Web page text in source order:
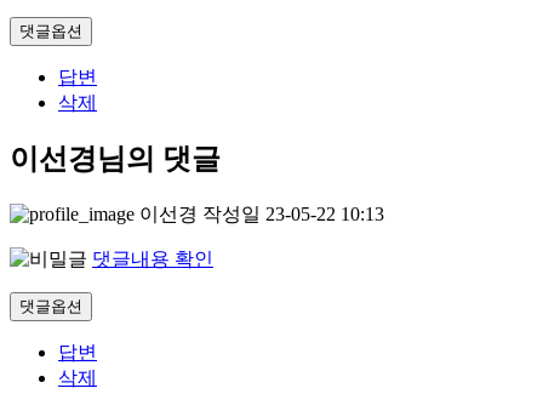
댓글옵션
답변
삭제
이선경님의 댓글
이선경 작성일 23-05-22 10:13
댓글내용 확인
댓글옵션
답변
삭제